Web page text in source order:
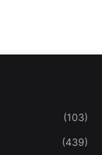
(103)
(439)